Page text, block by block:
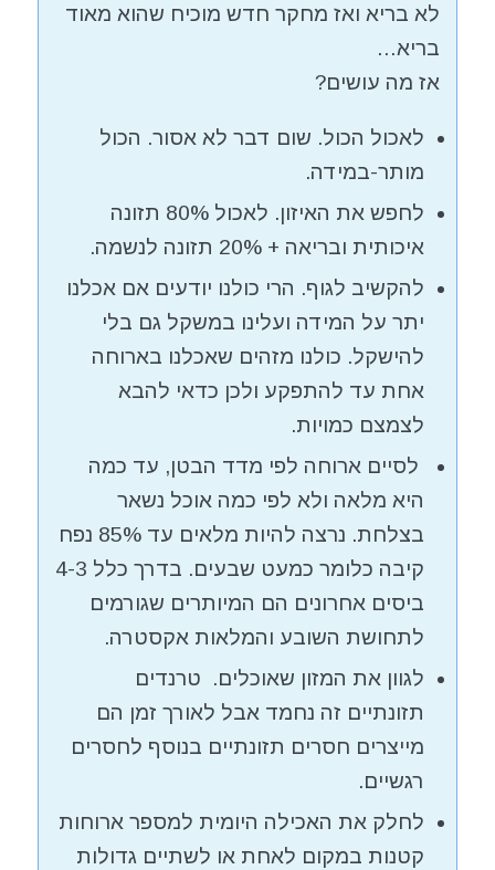
לא בריא ואז מחקר חדש מוכיח שהוא מאוד
בריא…
אז מה עושים?
לאכול הכול. שום דבר לא אסור. הכול
מותר-במידה.
לחפש את האיזון. לאכול 80% תזונה
איכותית ובריאה + 20% תזונה לנשמה.
להקשיב לגוף. הרי כולנו יודעים אם אכלנו
יתר על המידה ועלינו במשקל גם בלי
להישקל. כולנו מזהים שאכלנו בארוחה
אחת עד להתפקע ולכן כדאי להבא
לצמצם כמויות.
לסיים ארוחה לפי מדד הבטן, עד כמה
היא מלאה ולא לפי כמה אוכל נשאר
בצלחת. נרצה להיות מלאים עד 85% נפח
קיבה כלומר כמעט שבעים. בדרך כלל 4-3
ביסים אחרונים הם המיותרים שגורמים
לתחושת השובע והמלאות אקסטרה.
לגוון את המזון שאוכלים. טרנדים
תזונתיים זה נחמד אבל לאורך זמן הם
מייצרים חסרים תזונתיים בנוסף לחסרים
רגשיים.
לחלק את האכילה היומית למספר ארוחות
קטנות במקום לאחת או לשתיים גדולות